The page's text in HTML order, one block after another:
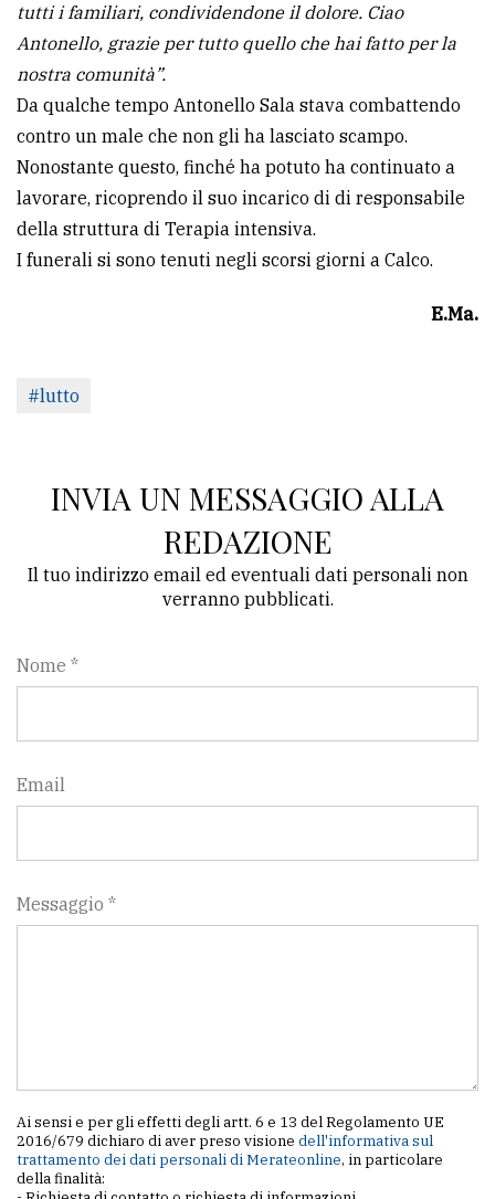
tutti i familiari, condividendone il dolore. Ciao
Antonello, grazie per tutto quello che hai fatto per la
nostra comunità”.
Da qualche tempo Antonello Sala stava combattendo
contro un male che non gli ha lasciato scampo.
Nonostante questo, finché ha potuto ha continuato a
lavorare, ricoprendo il suo incarico di di responsabile
della struttura di Terapia intensiva.
I funerali si sono tenuti negli scorsi giorni a Calco.
E.Ma.
#lutto
INVIA UN MESSAGGIO ALLA
REDAZIONE
Il tuo indirizzo email ed eventuali dati personali non
verranno pubblicati.
Nome *
Email
Messaggio *
Ai sensi e per gli effetti degli artt. 6 e 13 del Regolamento UE
2016/679 dichiaro di aver preso visione dell'informativa sul
trattamento dei dati personali di Merateonline, in particolare
della finalità: